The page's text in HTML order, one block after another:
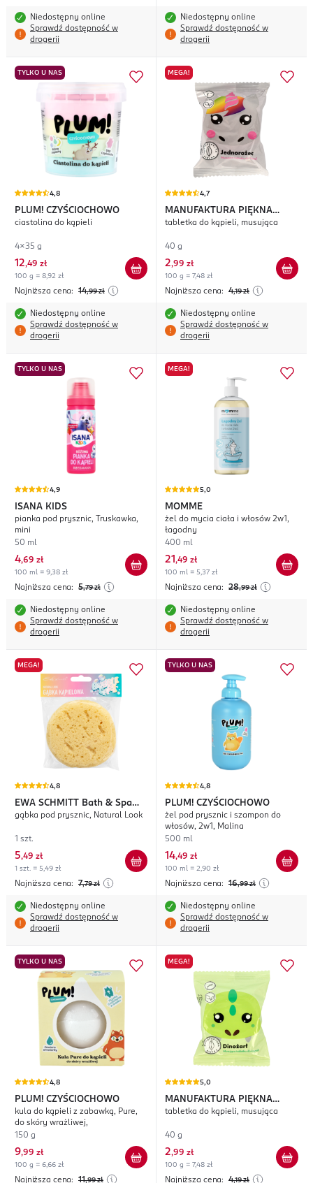
Niedostępny online
Sprawdź dostępność w
drogerii
Niedostępny online
Sprawdź dostępność w
drogerii
TYLKO U NAS
4,8
PLUM! CZYŚCIOCHOWO
ciastolina do kąpieli
4x35 g
12,49 zł
100 g = 8,92 zł
Najniższa cena: 14,99 zł
Niedostępny online
Sprawdź dostępność w
drogerii
MEGA!
4,7
MANUFAKTURA PIĘKNA
Jednorożec
tabletka do kąpieli, musująca
40 g
2,99 zł
100 g = 7,48 zł
Najniższa cena: 4,19 zł
Niedostępny online
Sprawdź dostępność w
drogerii
TYLKO U NAS
4,9
ISANA KIDS
pianka pod prysznic, Truskawka,
mini
50 ml
4,69 zł
100 ml = 9,38 zł
Najniższa cena: 5,79 zł
Niedostępny online
Sprawdź dostępność w
drogerii
MEGA!
5,0
MOMME
żel do mycia ciała i włosów 2w1,
łagodny
400 ml
21 ,49 zł
100 ml = 5,37 zł
Najniższa cena: 28,99 zł
Niedostępny online
Sprawdź dostępność w
drogerii
MEGA!
4,8
EWA SCHMITT Bath & Spa
Collection
gąbka pod prysznic, Natural Look
1 szt.
5,49 zł
1 szt. = 5,49 zł
Najniższa cena: 7,79 zł
Niedostępny online
Sprawdź dostępność w
drogerii
TYLKO U NAS
4,8
PLUM! CZYŚCIOCHOWO
żel pod prysznic i szampon do
włosów, 2w1, Malina
500 ml
14,49 zł
100 ml = 2,90 zł
Najniższa cena: 16,99 zł
Niedostępny online
Sprawdź dostępność w
drogerii
TYLKO U NAS
4,8
PLUM! CZYŚCIOCHOWO
kula do kąpieli z zabawką, Pure,
do skóry wrażliwej,
150 g
9,99 zł
100 g = 6,66 zł
Najniższa cena: 11,99 zł
MEGA!
5,0
MANUFAKTURA PIĘKNA
Dinożarł
tabletka do kąpieli, musująca
40 g
2,99 zł
100 g = 7,48 zł
Najniższa cena: 4,19 zł